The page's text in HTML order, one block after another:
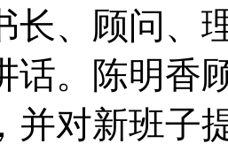
长、顾问、
话。陈明香
并对新班子